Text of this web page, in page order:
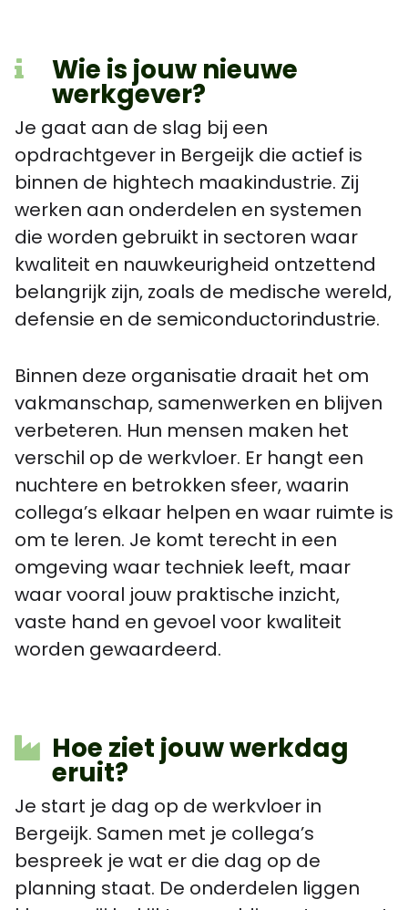
Wie is jouw nieuwe
werkgever?
Je gaat aan de slag bij een
opdrachtgever in Bergeijk die actief is
binnen de hightech maakindustrie. Zij
werken aan onderdelen en systemen
die worden gebruikt in sectoren waar
kwaliteit en nauwkeurigheid ontzettend
belangrijk zijn, zoals de medische wereld,
defensie en de semiconductorindustrie.
Binnen deze organisatie draait het om
vakmanschap, samenwerken en blijven
verbeteren. Hun mensen maken het
verschil op de werkvloer. Er hangt een
nuchtere en betrokken sfeer, waarin
collega’s elkaar helpen en waar ruimte is
om te leren. Je komt terecht in een
omgeving waar techniek leeft, maar
waar vooral jouw praktische inzicht,
vaste hand en gevoel voor kwaliteit
worden gewaardeerd.
Hoe ziet jouw werkdag
eruit?
Je start je dag op de werkvloer in
Bergeijk. Samen met je collega’s
bespreek je wat er die dag op de
planning staat. De onderdelen liggen